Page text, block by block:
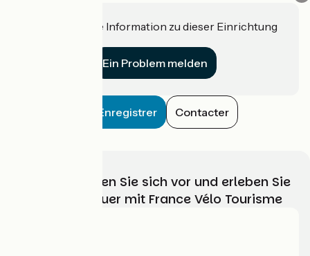
Haben Sie eine Information zu dieser Einrichtung
Ein Problem melden
Enregistrer Contacter
Wählen, bereiten Sie sich vor und erleben Sie
Ihr Radabenteuer mit France Vélo Tourisme